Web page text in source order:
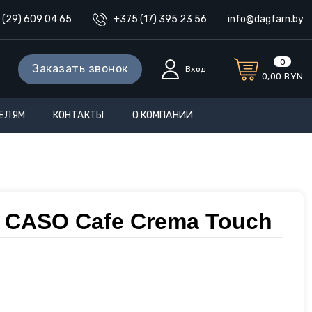
(29) 609 04 65 +375 (17) 395 23 56 info@dagfarn.by
Заказать звонок Вход
0
0,00 BYN
КОНТАКТЫ О КОМПАНИИ
Cafe Crema Touch